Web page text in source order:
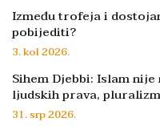
Između trofeja i
pobijediti?
3. kol 2026.
Sihem Djebbi: Islam
ljudskih prava,
31. srp 2026.